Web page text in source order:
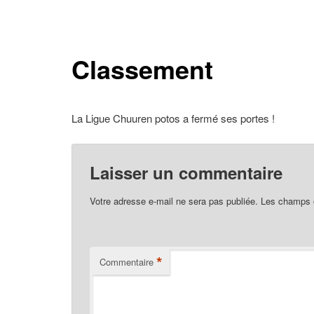
Classement
La Ligue Chuuren potos a fermé ses portes !
Laisser un commentaire
Votre adresse e-mail ne sera pas publiée. Les champs
Commentaire *